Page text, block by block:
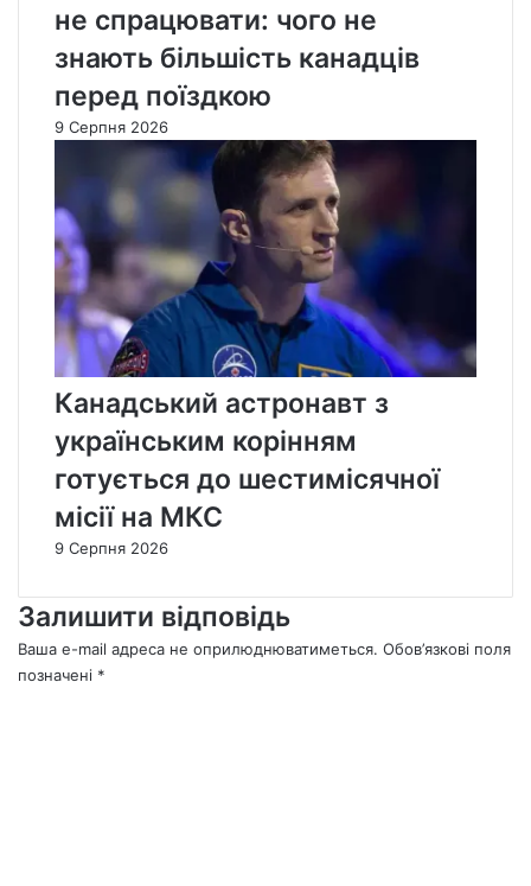
не спрацювати: чого не
знають більшість канадців
перед поїздкою
9 Серпня 2026
Канадський астронавт з
українським корінням
готується до шестимісячної
місії на МКС
9 Серпня 2026
Залишити відповідь
Ваша e-mail адреса не оприлюднюватиметься. Обов’язкові поля
позначені *